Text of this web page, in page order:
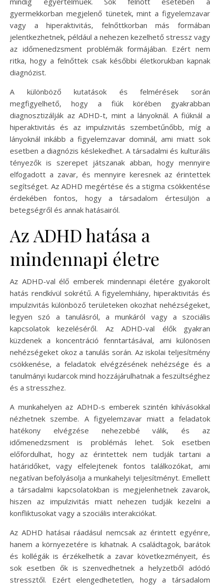
gyermekkorban megjelenő tünetek, mint a figyelemzavar
vagy a hiperaktivitás, felnőttkorban más formában
jelentkezhetnek, például a nehezen kezelhető stressz vagy
az időmenedzsment problémák formájában. Ezért nem
ritka, hogy a felnőttek csak későbbi életkorukban kapnak
diagnózist.
A különböző kutatások és felmérések során
megfigyelhető, hogy a fiúk körében gyakrabban
diagnosztizálják az ADHD-t, mint a lányoknál. A fiúknál a
hiperaktivitás és az impulzivitás szembetűnőbb, míg a
lányoknál inkább a figyelemzavar dominál, ami miatt sok
esetben a diagnózis késlekedhet. A társadalmi és kulturális
tényezők is szerepet játszanak abban, hogy mennyire
elfogadott a zavar, és mennyire keresnek az érintettek
segítséget. Az ADHD megértése és a stigma csökkentése
érdekében fontos, hogy a társadalom értesüljön a
betegségről és annak hatásairól.
Az ADHD hatása a
mindennapi életre
Az ADHD-val élő emberek mindennapi életére gyakorolt
hatás rendkívül sokrétű. A figyelemhiány, hiperaktivitás és
impulzivitás különböző területeken okozhat nehézségeket,
legyen szó a tanulásról, a munkáról vagy a szociális
kapcsolatok kezeléséről. Az ADHD-val élők gyakran
küzdenek a koncentráció fenntartásával, ami különösen
nehézségeket okoz a tanulás során. Az iskolai teljesítmény
csökkenése, a feladatok elvégzésének nehézsége és a
tanulmányi kudarcok mind hozzájárulhatnak a feszültséghez
és a stresszhez.
A munkahelyen az ADHD-s emberek szintén kihívásokkal
nézhetnek szembe. A figyelemzavar miatt a feladatok
hatékony elvégzése nehezebbé válik, és az
időmenedzsment is problémás lehet. Sok esetben
előfordulhat, hogy az érintettek nem tudják tartani a
határidőket, vagy elfelejtenek fontos találkozókat, ami
negatívan befolyásolja a munkahelyi teljesítményt. Emellett
a társadalmi kapcsolatokban is megjelenhetnek zavarok,
hiszen az impulzivitás miatt nehezen tudják kezelni a
konfliktusokat vagy a szociális interakciókat.
Az ADHD hatásai ráadásul nemcsak az érintett egyénre,
hanem a környezetére is kihatnak. A családtagok, barátok
és kollégák is érzékelhetik a zavar következményeit, és
sok esetben ők is szenvedhetnek a helyzetből adódó
stressztől. Ezért elengedhetetlen, hogy a társadalom